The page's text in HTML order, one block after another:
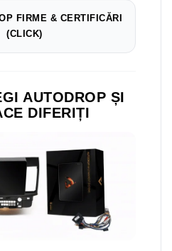
FIRME & CERTIFICĂRI
(CLICK)
AUTODROP ȘI
DIFERIȚI